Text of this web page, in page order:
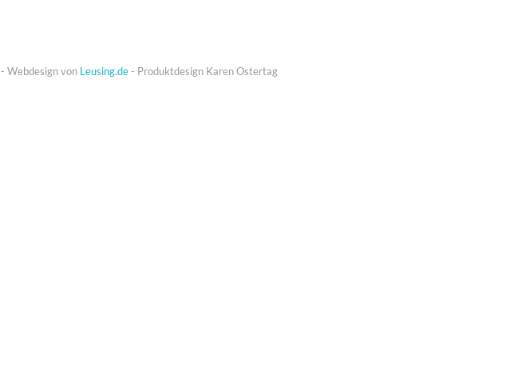
- Webdesign von Leusing.de- Produktdesign Karen Ostertag